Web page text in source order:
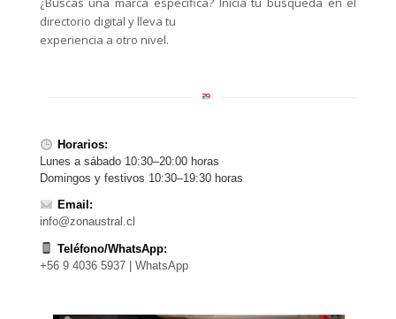
directorio digital y lleva tu
experiencia a otro nivel.
Horarios:
Lunes a sábado 10:30–20:00 horas
Domingos y festivos 10:30–19:30 horas
Email:
info@zonaustral.cl
Teléfono/WhatsApp:
+56 9 4036 5937 | WhatsApp